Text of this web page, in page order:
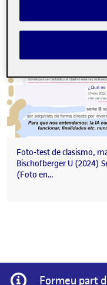
Foto-test de clasismo,
Bischofberger U (2024)
(Foto en…
Informació
Formeu part